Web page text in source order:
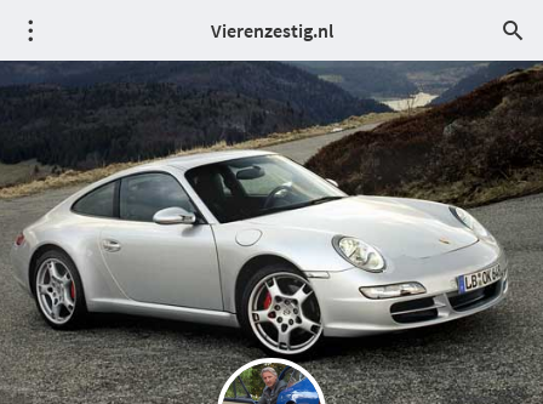
Vierenzestig.nl